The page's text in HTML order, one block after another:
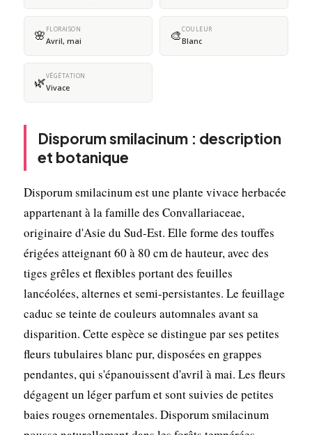
🌸 FLORAISON
Avril, mai 🎨COULEUR
Blanc
🌿VÉGÉTATION
Vivace
Disporum smilacinum : description
et botanique
Disporum smilacinum est une plante vivace herbacée
appartenant à la famille des Convallariaceae,
originaire d'Asie du Sud-Est. Elle forme des touffes
érigées atteignant 60 à 80 cm de hauteur, avec des
tiges grêles et flexibles portant des feuilles
lancéolées, alternes et semi-persistantes. Le feuillage
caduc se teinte de couleurs automnales avant sa
disparition. Cette espèce se distingue par ses petites
fleurs tubulaires blanc pur, disposées en grappes
pendantes, qui s'épanouissent d'avril à mai. Les fleurs
dégagent un léger parfum et sont suivies de petites
baies rouges ornementales. Disporum smilacinum